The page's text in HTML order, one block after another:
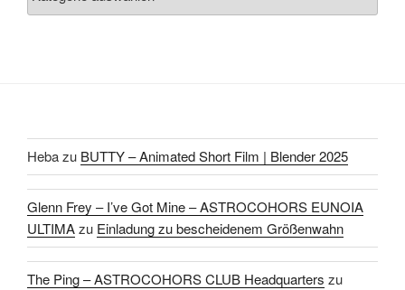
Hebazu BUTTY – Animated Short Film | Blender 2025
Glenn Frey – I’ve Got Mine – ASTROCOHORS EUNOIA
ULTIMAzu Einladung zu bescheidenem Größenwahn
The Ping – ASTROCOHORS CLUB Headquarters zu